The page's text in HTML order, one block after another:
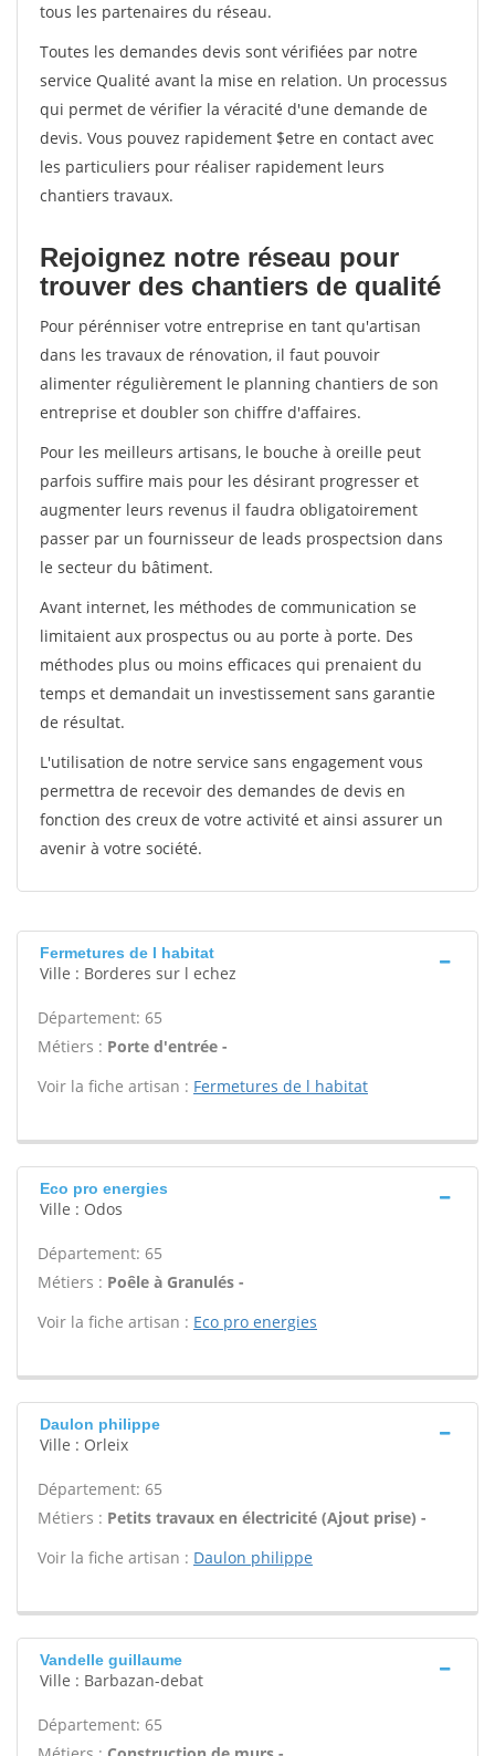
tous les partenaires du réseau.
Toutes les demandes devis sont vérifiées par notre
service Qualité avant la mise en relation. Un processus
qui permet de vérifier la véracité d'une demande de
devis. Vous pouvez rapidement $etre en contact avec
les particuliers pour réaliser rapidement leurs
chantiers travaux.
Rejoignez notre réseau pour
trouver des chantiers de qualité
Pour pérénniser votre entreprise en tant qu'artisan
dans les travaux de rénovation, il faut pouvoir
alimenter régulièrement le planning chantiers de son
entreprise et doubler son chiffre d'affaires.
Pour les meilleurs artisans, le bouche à oreille peut
parfois suffire mais pour les désirant progresser et
augmenter leurs revenus il faudra obligatoirement
passer par un fournisseur de leads prospectsion dans
le secteur du bâtiment.
Avant internet, les méthodes de communication se
limitaient aux prospectus ou au porte à porte. Des
méthodes plus ou moins efficaces qui prenaient du
temps et demandait un investissement sans garantie
de résultat.
L'utilisation de notre service sans engagement vous
permettra de recevoir des demandes de devis en
fonction des creux de votre activité et ainsi assurer un
avenir à votre société.
Fermetures de l habitat
Ville : Borderes sur l echez
Département: 65
Métiers : Porte d'entrée -
Voir la fiche artisan : Fermetures de l habitat
Eco pro energies
Ville : Odos
Département: 65
Métiers : Poêle à Granulés -
Voir la fiche artisan : Eco pro energies
Daulon philippe
Ville : Orleix
Département: 65
Métiers : Petits travaux en électricité (Ajout prise) -
Voir la fiche artisan : Daulon philippe
Vandelle guillaume
Ville : Barbazan-debat
Département: 65